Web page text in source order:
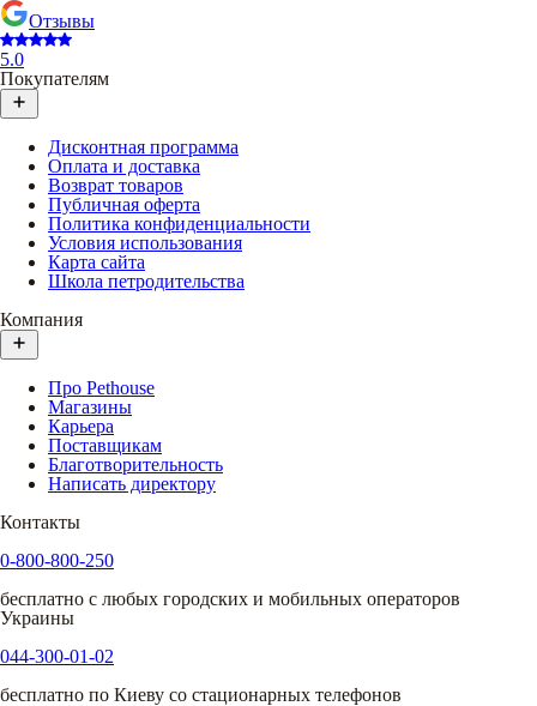
Отзывы
5.0
Покупателям
Дисконтная программа
Оплата и доставка
Возврат товаров
Публичная оферта
Политика конфиденциальности
Условия использования
Карта сайта
Школа петродительства
Компания
Про Pethouse
Магазины
Карьера
Поставщикам
Благотворительность
Написать директору
Контакты
0-800-800-250
бесплатно с любых городских и мобильных операторов
Украины
044-300-01-02
бесплатно по Киеву со стационарных телефонов